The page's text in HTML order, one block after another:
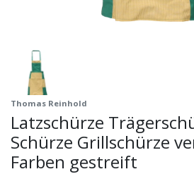
Thomas Reinhold
Latzschürze
Schürze Grillschürze
Farben gestreift